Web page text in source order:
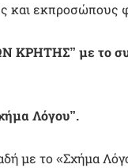
και εκπροσώπους
ΚΡΗΤΗΣ” με το
Λόγου”.
με το «Σχήμα